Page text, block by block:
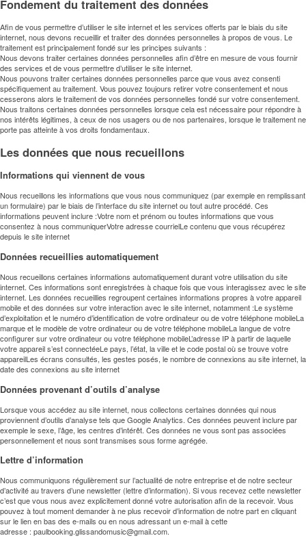
FR EN DE NL
Fondement du traitement des données
Afin de vous permettre d’utiliser le site internet et les services offerts par le biais du site
internet, nous devons recueillir et traiter des données personnelles à propos de vous. Le
traitement est principalement fondé sur les principes suivants :
Nous devons traiter certaines données personnelles afin d’être en mesure de vous fournir
des services et de vous permettre d’utiliser le site internet.
Nous pouvons traiter certaines données personnelles parce que vous avez consenti
spécifiquement au traitement. Vous pouvez toujours retirer votre consentement et nous
cesserons alors le traitement de vos données personnelles fondé sur votre consentement.
Nous traitons certaines données personnelles lorsque cela est nécessaire pour répondre à
nos intérêts légitimes, à ceux de nos usagers ou de nos partenaires, lorsque le traitement ne
porte pas atteinte à vos droits fondamentaux.
Les données que nous recueillons
Informations qui viennent de vous
Nous recueillons les informations que vous nous communiquez (par exemple en remplissant
un formulaire) par le biais de l’interface du site internet ou tout autre procédé. Ces
informations peuvent inclure :Votre nom et prénom ou toutes informations que vous
consentez à nous communiquerVotre adresse courrielLe contenu que vous récupérez
depuis le site internet
Données recueillies automatiquement
Nous recueillons certaines informations automatiquement durant votre utilisation du site
internet. Ces informations sont enregistrées à chaque fois que vous interagissez avec le site
internet. Les données recueillies regroupent certaines informations propres à votre appareil
mobile et des données sur votre interaction avec le site internet, notamment :Le système
d’exploitation et le numéro d’identification de votre ordinateur ou de votre téléphone mobileLa
marque et le modèle de votre ordinateur ou de votre téléphone mobileLa langue de votre
configurer sur votre ordinateur ou votre téléphone mobileL’adresse IP à partir de laquelle
votre appareil s’est connectéeLe pays, l’état, la ville et le code postal où se trouve votre
appareilLes écrans consultés, les gestes posés, le nombre de connexions au site internet, la
date des connexions au site internet
Données provenant d’outils d’analyse
Lorsque vous accédez au site internet, nous collectons certaines données qui nous
proviennent d’outils d’analyse tels que Google Analytics. Ces données peuvent inclure par
exemple le sexe, l’âge, les centres d’intérêt. Ces données ne vous sont pas associées
personnellement et nous sont transmises sous forme agrégée.
Lettre d’information
Nous communiquons régulièrement sur l’actualité de notre entreprise et de notre secteur
d’activité au travers d’une newsletter (lettre d’information). Si vous recevez cette newsletter
c’est que vous nous avez explicitement donné votre autorisation afin de la recevoir. Vous
pouvez à tout moment demander à ne plus recevoir d’information de notre part en cliquant
sur le lien en bas des e-mails ou en nous adressant un e-mail à cette
adresse : paulbooking.glissandomusic@gmail.com.